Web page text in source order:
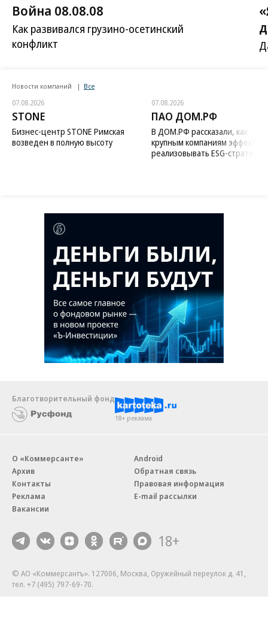
Война 08.08.08
Как развивался грузино-осетинский
конфликт
Новости компаний Все
07.08.2026
STONE
Бизнес-центр STONE Римская
возведен в полную высоту
07.08.2026
ПАО ДОМ.РФ
В ДОМ.РФ рассказали, как
крупным компаниям
реализовывать ESG-стратегию
Благотворительный фонд
18+ реклама
О «Коммерсанте»
Архив
Контакты
Реклама
Вакансии
Android
Обратная связь
Правовая информация
E-mail рассылки
18+
© АО «Коммерсантъ». 127006, Москва, Оружейный переулок д. 41,
тел. +7 (495) 797-69-70.